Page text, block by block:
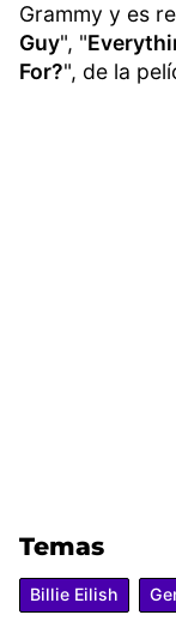
Grammy y es
Guy", "
For?", de la
Temas
Billie Eilish